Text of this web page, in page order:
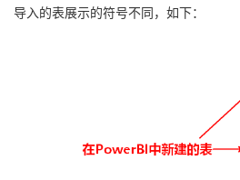
导入的表展示的符号不同，如下：